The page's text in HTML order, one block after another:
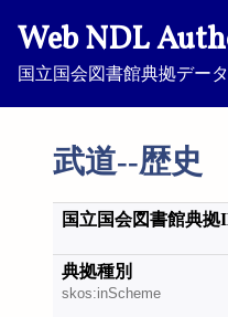
Web NDL
国立国会図書館典拠デー
武道--歴史
国立国会図書館典拠
典拠種別
skos:inScheme